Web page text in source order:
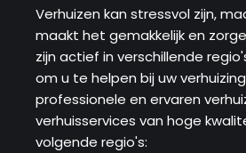
Verhuizen kan stressvol zijn,
maakt het gemakkelijk en
zijn actief in verschillende
om u te helpen bij uw
professionele en ervaren
verhuisservices van hoge
volgende regio's: